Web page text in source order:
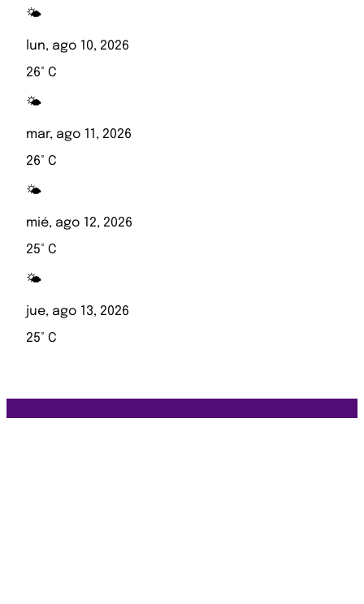
🌤️
lun, ago 10, 2026
26° C
🌤️
mar, ago 11, 2026
26° C
🌤️
mié, ago 12, 2026
25° C
🌤️
jue, ago 13, 2026
25° C